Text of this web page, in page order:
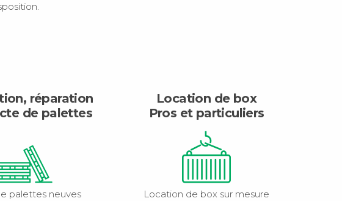
réparation
de palettes
palettes neuves
Location de box
Pros et particuliers
Location de box sur mesure